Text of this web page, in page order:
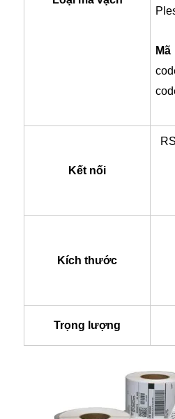
Kết nối
Kích thước
Trọng lượng